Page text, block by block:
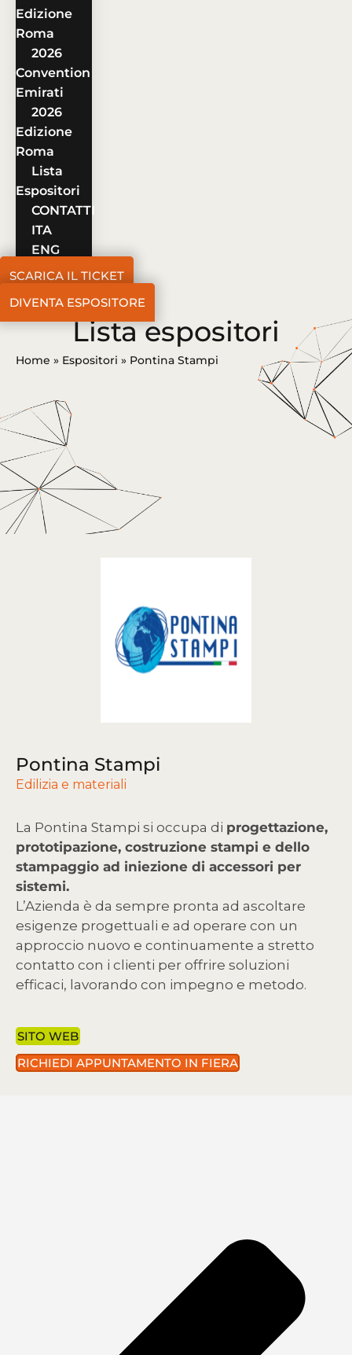
Edizione
Roma
2026
Convention
Emirati
2026
Edizione
Roma
Lista
Espositori
CONTATTI
ITA
ENG
SCARICA IL TICKET
DIVENTA ESPOSITORE
Lista espositori
Home » Espositori » Pontina Stampi
Pontina Stampi
Edilizia e materiali
La Pontina Stampi si occupa di progettazione,
prototipazione, costruzione stampi e dello
stampaggio ad iniezione di accessori per
sistemi.
L’Azienda è da sempre pronta ad ascoltare
esigenze progettuali e ad operare con un
approccio nuovo e continuamente a stretto
contatto con i clienti per offrire soluzioni
efficaci, lavorando con impegno e metodo.
SITO WEB
RICHIEDI APPUNTAMENTO IN FIERA